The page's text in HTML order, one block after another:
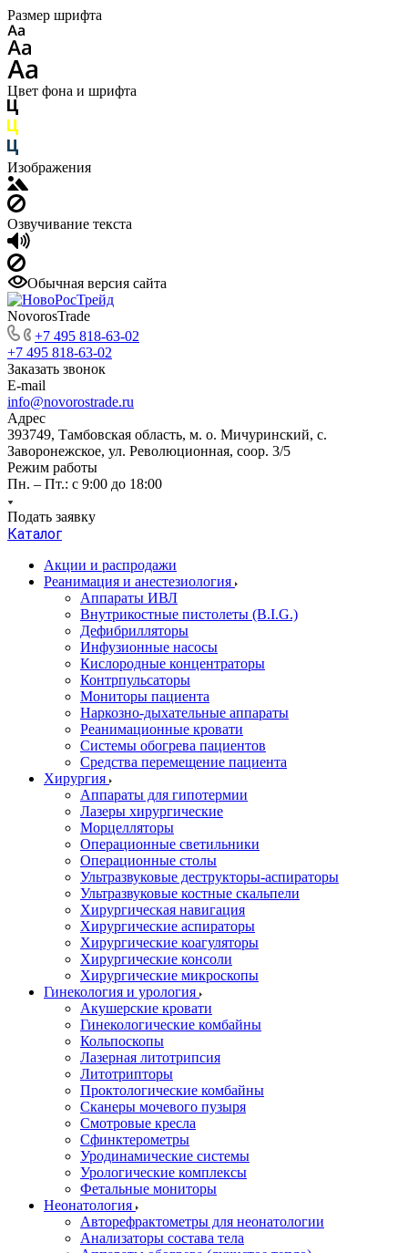
Размер шрифта
Цвет фона и шрифта
Изображения
Озвучивание текста
Обычная версия сайта
NovorosTrade
+7 495 818-63-02
+7 495 818-63-02
Заказать звонок
E-mail
info@novorostrade.ru
Адрес
393749, Тамбовская область, м. о. Мичуринский, с.
Заворонежское, ул. Революционная, соор. 3/5
Режим работы
Пн. – Пт.: с 9:00 до 18:00
Подать заявку
Каталог
Акции и распродажи
Реанимация и анестезиология
Аппараты ИВЛ
Внутрикостные пистолеты (B.I.G.)
Дефибрилляторы
Инфузионные насосы
Кислородные концентраторы
Контрпульсаторы
Мониторы пациента
Наркозно-дыхательные аппараты
Реанимационные кровати
Системы обогрева пациентов
Средства перемещение пациента
Хирургия
Аппараты для гипотермии
Лазеры хирургические
Морцелляторы
Операционные светильники
Операционные столы
Ультразвуковые деструкторы-аспираторы
Ультразвуковые костные скальпели
Хирургическая навигация
Хирургические аспираторы
Хирургические коагуляторы
Хирургические консоли
Хирургические микроскопы
Гинекология и урология
Акушерские кровати
Гинекологические комбайны
Кольпоскопы
Лазерная литотрипсия
Литотрипторы
Проктологические комбайны
Сканеры мочевого пузыря
Смотровые кресла
Сфинктерометры
Уродинамические системы
Урологические комплексы
Фетальные мониторы
Неонатология
Авторефрактометры для неонатологии
Анализаторы состава тела